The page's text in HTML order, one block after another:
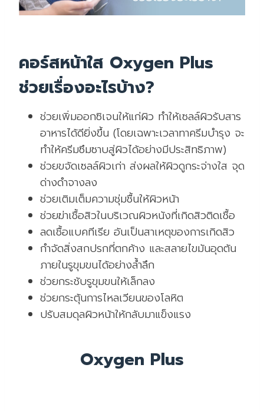
คอร์สหน้าใส Oxygen Plus
ช่วยเรื่องอะไรบ้าง?
ช่วยเพิ่มออกซิเจนให้แก่ผิว ทำให้เซลล์ผิวรับสาร
อาหารได้ดียิ่งขึ้น (โดยเฉพาะเวลาทาครีมบำรุง จะ
ทำให้ครีมซึมซาบสู่ผิวได้อย่างมีประสิทธิภาพ)
ช่วยขจัดเซลล์ผิวเก่า ส่งผลให้ผิวดูกระจ่างใส จุด
ด่างดำจางลง
ช่วยเติมเต็มความชุ่มชื้นให้ผิวหน้า
ช่วยฆ่าเชื้อสิวในบริเวณผิวหนังที่เกิดสิวติดเชื้อ
ลดเชื้อแบคทีเรีย อันเป็นสาเหตุของการเกิดสิว
กำจัดสิ่งสกปรกที่ตกค้าง และสลายไขมันอุดตัน
ภายในรูขุมขนได้อย่างล้ำลึก
ช่วยกระชับรูขุมขนให้เล็กลง
ช่วยกระตุ้นการไหลเวียนของโลหิต
ปรับสมดุลผิวหน้าให้กลับมาแข็งแรง
Oxygen Plus